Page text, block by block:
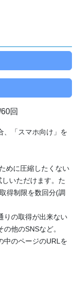
回
、「スマホ向け」を
めに圧縮したくない
いただけます。た
得制限を数回分(調
りの取得が出来ない
他のSNSなど。
中のページのURLを